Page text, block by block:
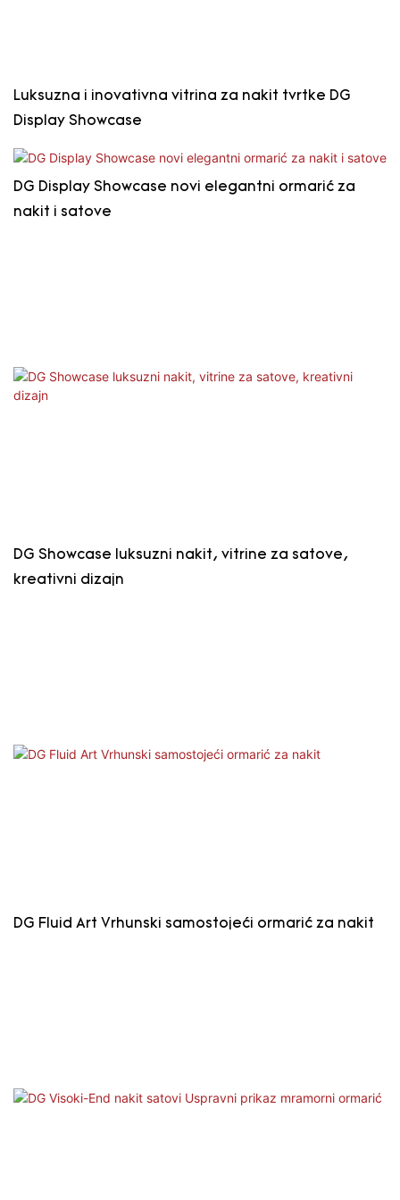
Luksuzna i inovativna vitrina za nakit tvrtke DG
Display Showcase
DG Display Showcase novi elegantni ormarić za
nakit i satove
DG Showcase luksuzni nakit, vitrine za satove,
kreativni dizajn
DG Fluid Art Vrhunski samostojeći ormarić za nakit